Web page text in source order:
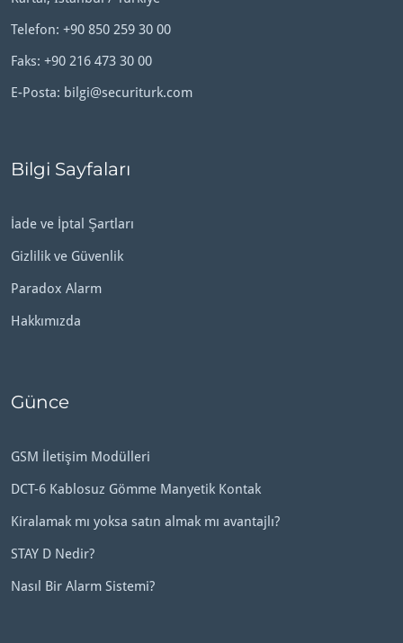
Telefon: +90 850 259 30 00
Faks: +90 216 473 30 00
E-Posta: bilgi@securiturk.com
Bilgi Sayfaları
İade ve İptal Şartları
Gizlilik ve Güvenlik
Paradox Alarm
Hakkımızda
Günce
GSM İletişim Modülleri
DCT-6 Kablosuz Gömme Manyetik Kontak
Kiralamak mı yoksa satın almak mı avantajlı?
STAY D Nedir?
Nasıl Bir Alarm Sistemi?